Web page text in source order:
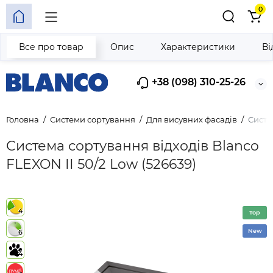
+38 (098) 310-25-26
0
Головна Системи сортування Для висувних фасадів
Система сортування відходів Blanco
FLEXON II 50/2 Low (526639)
Все про товар Опис Характеристики
4
6
4
Top
New